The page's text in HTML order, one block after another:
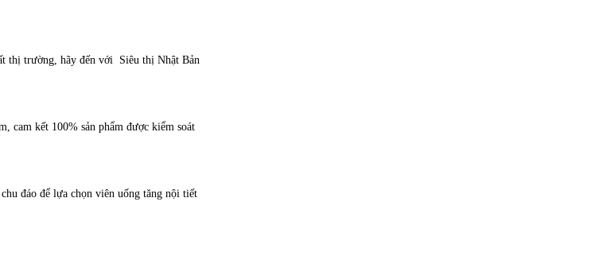
thị trường, hãy đến với Siêu thị Nhật Bản
cam kết 100% sản phẩm được kiểm soát
đáo để lựa chọn viên uống tăng nội tiết